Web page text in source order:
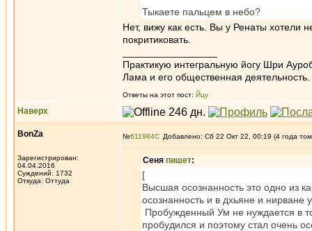
Тыкаете пальцем в небо?
Нет, вижу как есть. Вы у Ренаты хотели
покритиковать.
Практикую интегральную йогу Шри
Лама и его общественная деятельность.
Ответы на этот пост: Йцу
Наверх
BonZa
Зарегистрирован:
04.04.2016
Суждений: 1732
Откуда: Oттyдa
№611984 Добавлено: Сб 22 Окт 22, 00:19 (4 года
Сеня пишет:
[
Высшая осознанность это одно из
осознанность и в дхьяне и нирване
Пробужденный Ум не нуждается в
пробудился и поэтому стал очень